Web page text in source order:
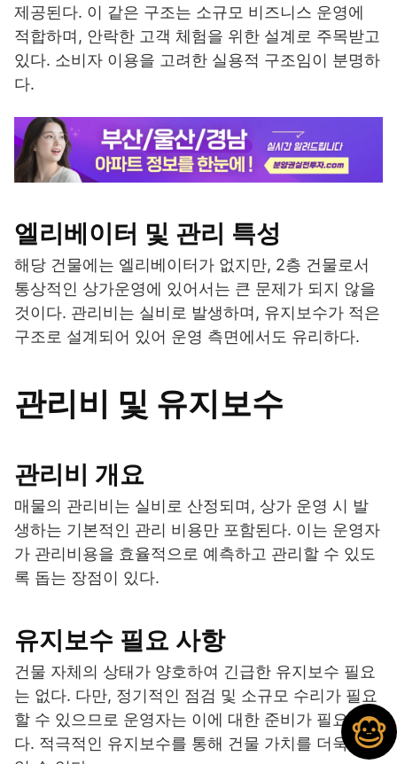
제공된다. 이 같은 구조는 소규모 비즈니스 운영에
적합하며, 안락한 고객 체험을 위한 설계로 주목받고
있다. 소비자 이용을 고려한 실용적 구조임이 분명하
다.
엘리베이터 및 관리 특성
해당 건물에는 엘리베이터가 없지만, 2층 건물로서
통상적인 상가운영에 있어서는 큰 문제가 되지 않을
것이다. 관리비는 실비로 발생하며, 유지보수가 적은
구조로 설계되어 있어 운영 측면에서도 유리하다.
관리비 및 유지보수
관리비 개요
매물의 관리비는 실비로 산정되며, 상가 운영 시 발
생하는 기본적인 관리 비용만 포함된다. 이는 운영자
가 관리비용을 효율적으로 예측하고 관리할 수 있도
록 돕는 장점이 있다.
유지보수 필요 사항
건물 자체의 상태가 양호하여 긴급한 유지보수 필요
는 없다. 다만, 정기적인 점검 및 소규모 수리가 필요
할 수 있으므로 운영자는 이에 대한 준비가 필요하
다. 적극적인 유지보수를 통해 건물 가치를 더욱 높